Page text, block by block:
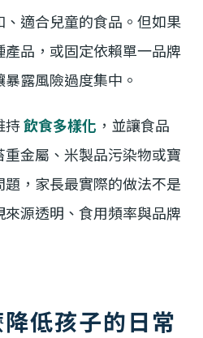
適合兒童的食品。但如果
品，或固定依賴單一品牌
露風險過度集中。
持飲食多樣化 ，並讓食品
金屬、米製品污染物或寶
，家長最實際的做法不是
源透明、食用頻率與品牌
低孩子的日常